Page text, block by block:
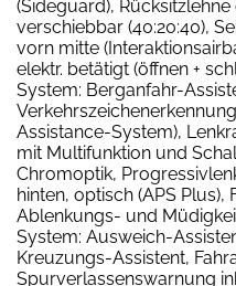
(Sideguard),
verschiebbar (40:20:40),
vorn mitte
elektr. betätigt (öffnen +
System: Berganfahr-
Assistance-System),
mit Multifunktion und
Chromoptik,
hinten, optisch (APS Plus),
Ablenkungs- und
System: Ausweich-
Kreuzungs-Assistent,
Spurverlassenswarnung